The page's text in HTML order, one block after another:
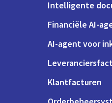
Intelligente
Financiële AI-
AI-agent voor
Klantfacturen